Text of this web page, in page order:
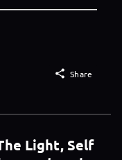
 Share
Light, Self